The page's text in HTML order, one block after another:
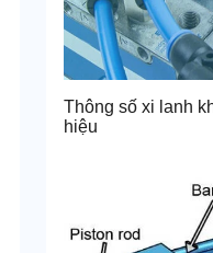
Thông số xi lanh
hiệu